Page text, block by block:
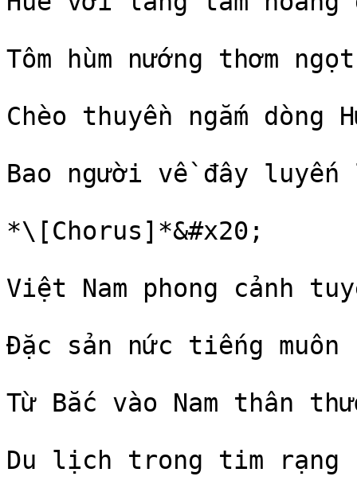
Tôm hùm nướng thơm
Chèo thuyền ngắm dòng
Bao người về đây luyến
*\[Chorus]*&#x20;
Việt Nam phong cảnh
Đặc sản nức tiếng muôn
Từ Bắc vào Nam thân
Du lịch trong tim rạng